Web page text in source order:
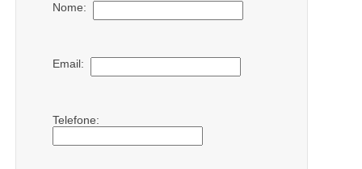
Nome:
Email:
Telefone: